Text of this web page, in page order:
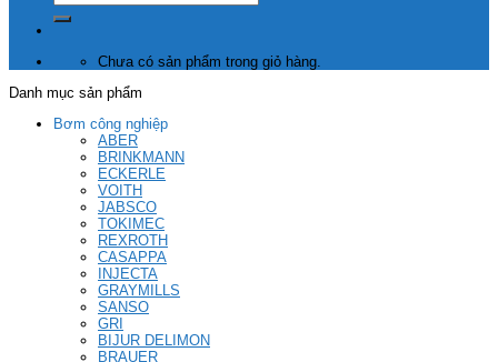
kiếm:
Chưa có sản phẩm trong giỏ hàng.
Danh mục sản phẩm
Bơm công nghiệp
ABER
BRINKMANN
ECKERLE
VOITH
JABSCO
TOKIMEC
REXROTH
CASAPPA
INJECTA
GRAYMILLS
SANSO
GRI
BIJUR DELIMON
BRAUER